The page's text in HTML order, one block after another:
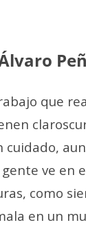
que
cuidado,
ve en
como
en un